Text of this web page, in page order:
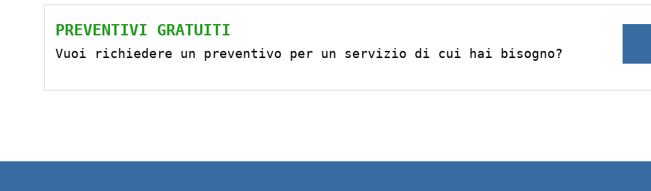
PREVENTIVI GRATUITI
Vuoi richiedere un preventivo per un servizio di cui hai bisogno?